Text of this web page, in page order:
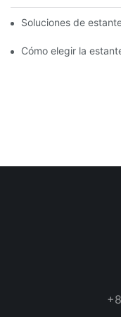
Soluciones de
Cómo elegir la